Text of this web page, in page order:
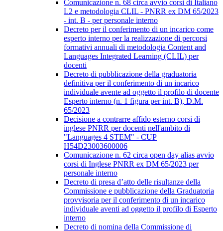
Comunicazione n. 68 circa avvio corsi di Italiano
L2 e metodologia CLIL - PNRR ex DM 65/2023
- int. B - per personale interno
Decreto per il conferimento di un incarico come
esperto interno per la realizzazione di percorsi
formativi annuali di metodologia Content and
Languages Integrated Learning (CLIL) per
docenti
Decreto di pubblicazione della graduatoria
definitiva per il conferimento di un incarico
individuale avente ad oggetto il profilo di docente
Esperto interno (n. 1 figura per int. B), D.M.
65/2023
Decisione a contrarre affido esterno corsi di
inglese PNRR per docenti nell'ambito di
"Languages 4 STEM" - CUP
H54D23003600006
Comunicazione n. 62 circa open day alias avvio
corsi di Inglese PNRR ex DM 65/2023 per
personale interno
Decreto di presa d’atto delle risultanze della
Commissione e pubblicazione della Graduatoria
provvisoria per il conferimento di un incarico
individuale aventi ad oggetto il profilo di Esperto
interno
Decreto di nomina della Commissione di